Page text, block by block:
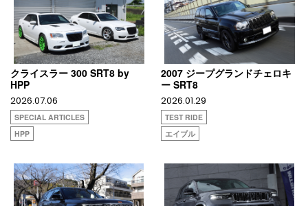
クライスラー 300 SRT8 by
HPP
2026.07.06
SPECIAL ARTICLES
HPP
2007 ジープグランドチェロキ
ー SRT8
2026.01.29
TEST RIDE
エイブル